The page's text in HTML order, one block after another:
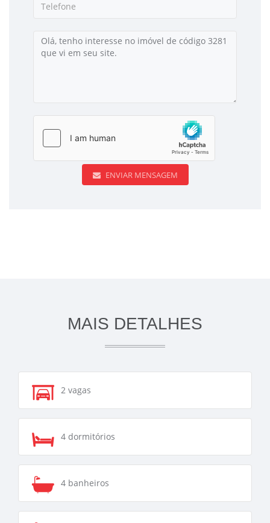
ENVIAR MENSAGEM
MAIS DETALHES
2 vagas
4 dormitórios
4 banheiros